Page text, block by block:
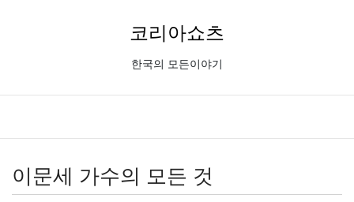
코리아쇼츠
한국의 모든이야기
이문세 가수의 모든 것